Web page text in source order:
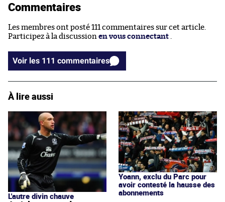
Commentaires
Les membres ont posté 111 commentaires sur cet article.
Participez à la discussion en vous connectant
Voir les 111 commentaires
À lire aussi
L'autre divin chauve
Yoann, exclu du Parc pour
avoir contesté la hausse des
abonnements